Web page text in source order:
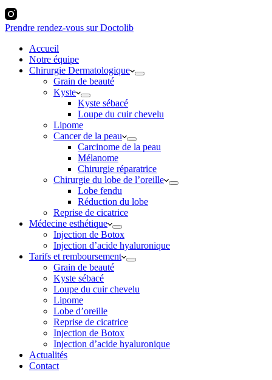
Prendre rendez-vous sur Doctolib
Accueil
Notre équipe
Chirurgie Dermatologique
Grain de beauté
Kyste
Kyste sébacé
Loupe du cuir chevelu
Lipome
Cancer de la peau
Carcinome de la peau
Mélanome
Chirurgie réparatrice
Chirurgie du lobe de l’oreille
Lobe fendu
Réduction du lobe
Reprise de cicatrice
Médecine esthétique
Injection de Botox
Injection d’acide hyaluronique
Tarifs et remboursement
Grain de beauté
Kyste sébacé
Loupe du cuir chevelu
Lipome
Lobe d’oreille
Reprise de cicatrice
Injection de Botox
Injection d’acide hyaluronique
Actualités
Contact